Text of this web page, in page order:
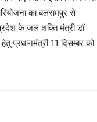
का बलरामपुर से
के जल शक्ति मंत्री डॉ
प्रधानमंत्री 11 दिसम्बर को